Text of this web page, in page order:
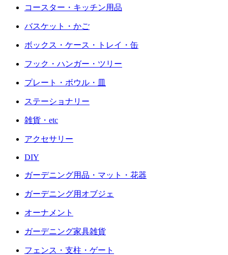
コースター・キッチン用品
バスケット・かご
ボックス・ケース・トレイ・缶
フック・ハンガー・ツリー
プレート・ボウル・皿
ステーショナリー
雑貨・etc
アクセサリー
DIY
ガーデニング用品・マット・花器
ガーデニング用オブジェ
オーナメント
ガーデニング家具雑貨
フェンス・支柱・ゲート